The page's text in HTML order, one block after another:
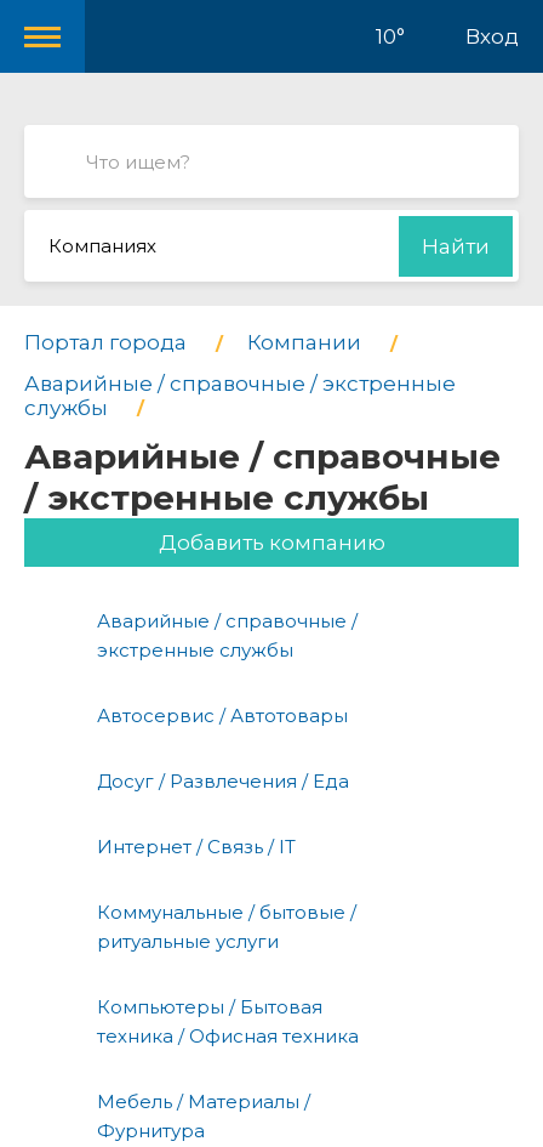
10° Вход
Компаниях Найти
Портал города
Компании
Аварийные / справочные / экстренные
службы
Аварийные / справочные
/ экстренные службы
Добавить компанию
Аварийные / справочные /
экстренные службы
Автосервис / Автотовары
Досуг / Развлечения / Еда
Интернет / Связь / IT
Коммунальные / бытовые /
ритуальные услуги
Компьютеры / Бытовая
техника / Офисная техника
Мебель / Материалы /
Фурнитура